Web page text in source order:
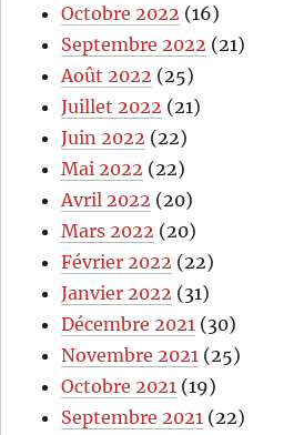
Octobre 2022 (16)
Septembre 2022 (21)
Août 2022 (25)
Juillet 2022 (21)
Juin 2022 (22)
Mai 2022 (22)
Avril 2022 (20)
Mars 2022 (20)
Février 2022 (22)
Janvier 2022 (31)
Décembre 2021 (30)
Novembre 2021 (25)
Octobre 2021 (19)
Septembre 2021 (22)